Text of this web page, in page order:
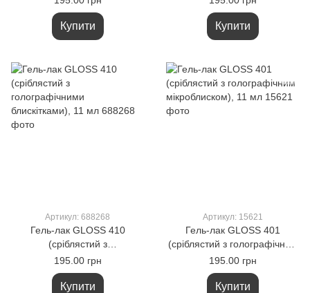
Купити Купити
Артикул: 688268
Гель-лак GLOSS 410
(сріблястий з
голографічними
блискітками), 11 мл
195.00 грн
Купити
Артикул: 15621
Гель-лак GLOSS 401
(сріблястий з голографічним
мікроблиском), 11 мл
195.00 грн
Купити